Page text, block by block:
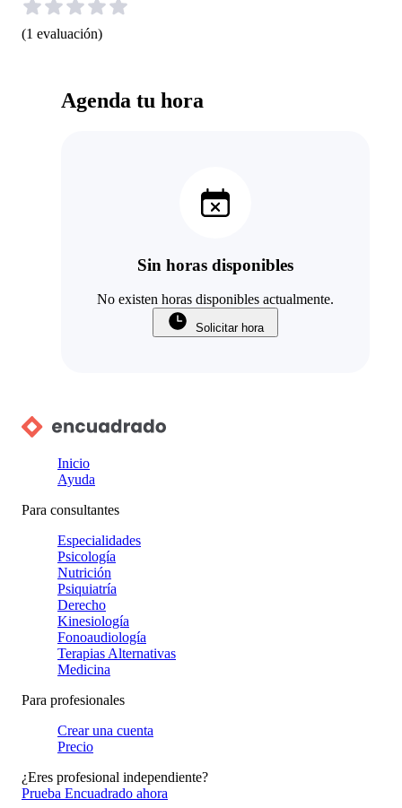
(1 evaluación)
Agenda tu hora
Sin horas disponibles
No existen horas disponibles actualmente.
Solicitar hora
Inicio
Ayuda
Para consultantes
Especialidades
Psicología
Nutrición
Psiquiatría
Derecho
Kinesiología
Fonoaudiología
Terapias Alternativas
Medicina
Para profesionales
Crear una cuenta
Precio
¿Eres profesional independiente?
Prueba Encuadrado ahora